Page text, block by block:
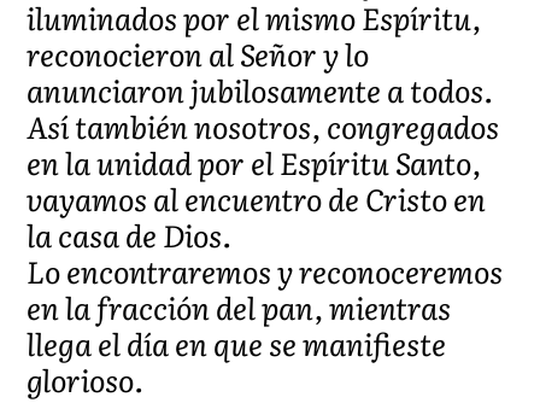
iluminados por el mismo Espíritu,
reconocieron al Señor y lo
anunciaron jubilosamente a todos.
Así también nosotros, congregados
en la unidad por el Espíritu Santo,
vayamos al encuentro de Cristo en
la casa de Dios.
Lo encontraremos y reconoceremos
en la fracción del pan, mientras
llega el día en que se manifieste
glorioso.